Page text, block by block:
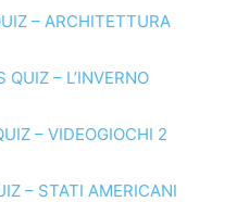
– ARCHITETTURA
– L’INVERNO
– VIDEOGIOCHI 2
– STATI AMERICANI